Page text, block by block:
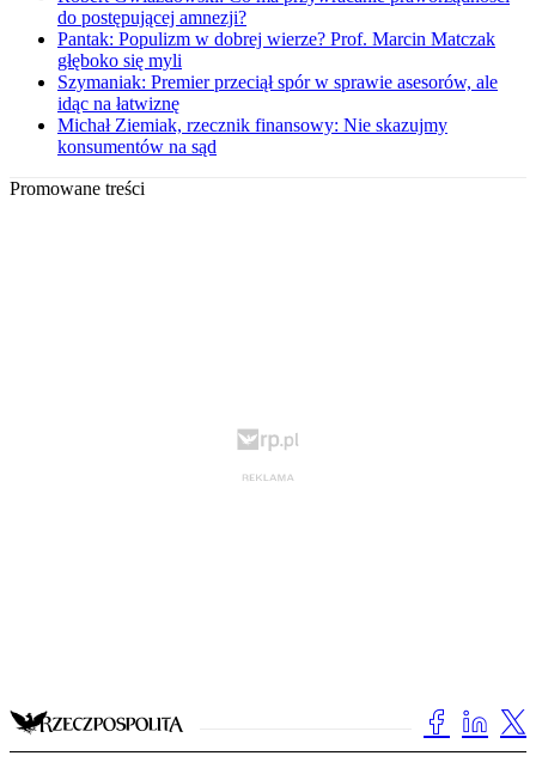
do postępującej amnezji?
Pantak: Populizm w dobrej wierze? Prof. Marcin Matczak
głęboko się myli
Szymaniak: Premier przeciął spór w sprawie asesorów, ale
idąc na łatwiznę
Michał Ziemiak, rzecznik finansowy: Nie skazujmy
konsumentów na sąd
Promowane treści